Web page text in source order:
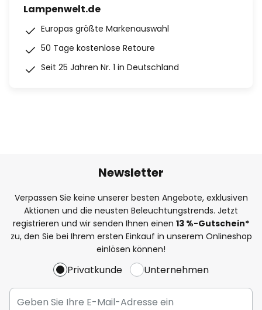
Lampenwelt.de
Europas größte Markenauswahl
50 Tage kostenlose Retoure
Seit 25 Jahren Nr. 1 in Deutschland
Newsletter
Verpassen Sie keine unserer besten Angebote, exklusiven
Aktionen und die neusten Beleuchtungstrends. Jetzt
registrieren und wir senden Ihnen einen 13 %-Gutschein*
zu, den Sie bei Ihrem ersten Einkauf in unserem Onlineshop
einlösen können!
Privatkunde Unternehmen